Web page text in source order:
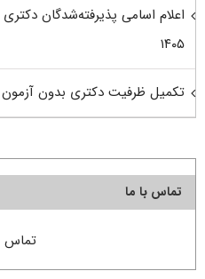
اعلام اسامی پذیرفته‌شدگان
۱۴۰۵
تکمیل ظرفیت دکتری بدون آزمون
تماس با ما
تماس